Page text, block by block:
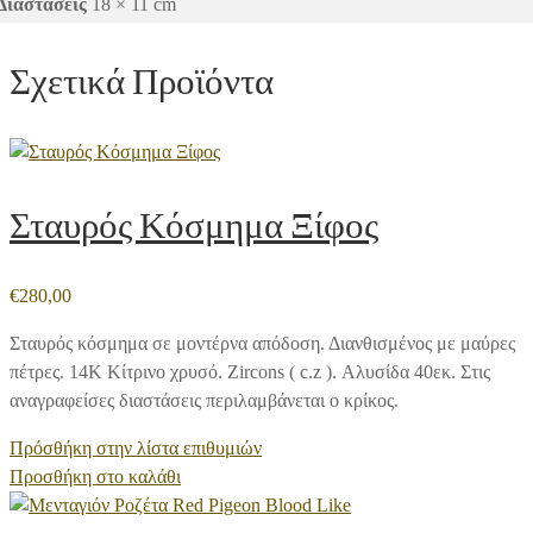
18 × 11 cm
Σχετικά Προϊόντα
Σταυρός Κόσμημα Ξίφος
€280,00
Σταυρός κόσμημα σε μοντέρνα απόδοση. Διανθισμένος με μαύρες
πέτρες. 14Κ Κίτρινο χρυσό. Zircons ( c.z ). Αλυσίδα 40εκ. Στις
αναγραφείσες διαστάσεις περιλαμβάνεται ο κρίκος.
Πρόσθήκη στην λίστα επιθυμιών
Προσθήκη στο καλάθι